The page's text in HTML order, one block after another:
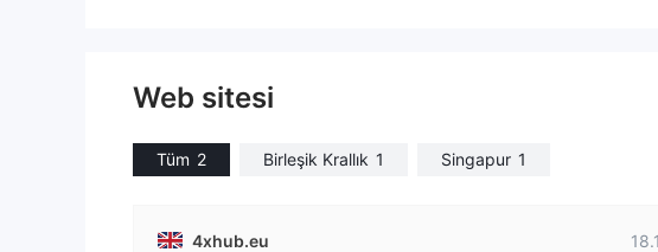
Web sitesi
Tüm 2 Birleşik Krallık 1 Singapur 1
4xhub.eu